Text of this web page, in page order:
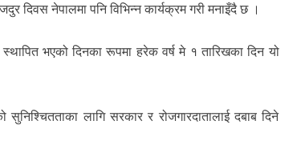
नेपालमा पनि विभिन्न कार्यक्रम गरी मनाइँदै छ ।
भएको दिनका रूपमा हरेक वर्ष मे १ तारिखका दिन यो
लागि सरकार र रोजगारदातालाई दबाब दिने